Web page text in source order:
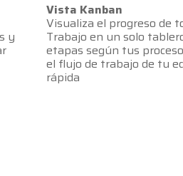
y
Vista Kanban
Visualiza el progreso de
Trabajo en un solo
etapas según tus
el flujo de trabajo de tu
rápida